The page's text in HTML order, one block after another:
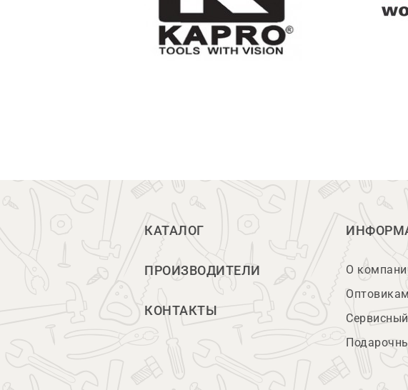
КАТАЛОГ
ПРОИЗВОДИТЕЛИ
КОНТАКТЫ
О
Оптовикам